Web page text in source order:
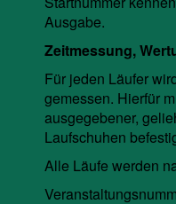
Ausgabe.
Zeitmessung,
Für jeden Läufer
gemessen. Hierfür
ausgegebener,
Laufschuhen
Alle Läufe werden